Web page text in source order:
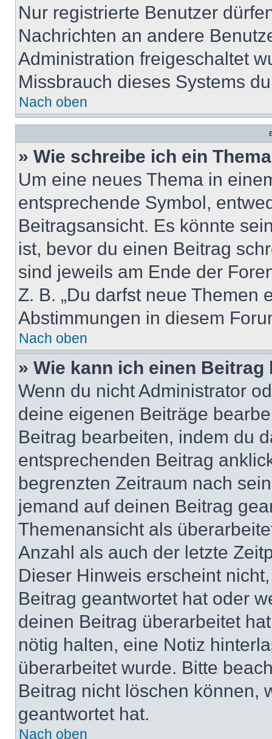
Nur registrierte Benutzer
Nachrichten an andere
Administration freigeschaltet
Missbrauch dieses Systems
Nach oben
» Wie schreibe ich ein
Um eine neues Thema in
entsprechende Symbol,
Beitragsansicht. Es könnte
ist, bevor du einen Beitrag
sind jeweils am Ende der
Z. B. „Du darfst neue Themen
Abstimmungen in diesem
Nach oben
» Wie kann ich einen
Wenn du nicht Administrator
deine eigenen Beiträge
Beitrag bearbeiten, indem du
entsprechenden Beitrag
begrenzten Zeitraum nach
jemand auf deinen Beitrag
Themenansicht als
Anzahl als auch der letzte
Dieser Hinweis erscheint
Beitrag geantwortet hat oder
deinen Beitrag überarbeitet
nötig halten, eine Notiz
überarbeitet wurde. Bitte
Beitrag nicht löschen können,
geantwortet hat.
Nach oben